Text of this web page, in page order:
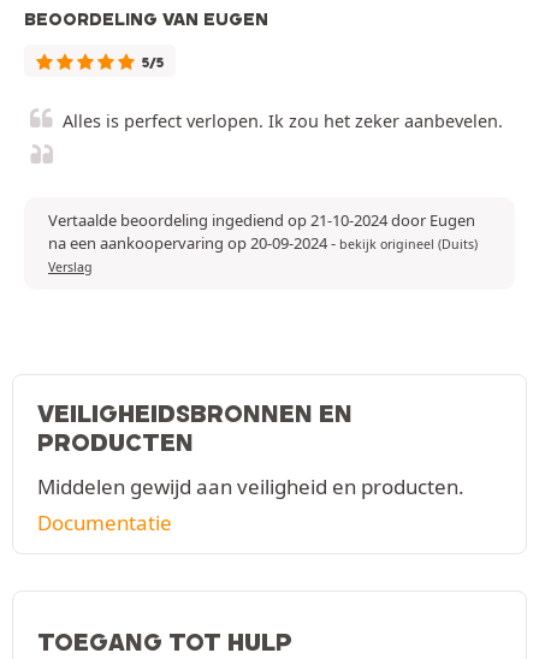
BEOORDELING VAN EUGEN
5/5
Alles is perfect verlopen. Ik zou het zeker aanbevelen.
Vertaalde beoordeling ingediend op 21-10-2024 door Eugen
na een aankoopervaring op 20-09-2024- bekijk origineel (Duits)
Verslag
VEILIGHEIDSBRONNEN EN
PRODUCTEN
Middelen gewijd aan veiligheid en producten.
Documentatie
TOEGANG TOT HULP